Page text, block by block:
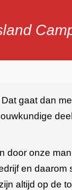
gaat dan
door onze
en
altijd op de